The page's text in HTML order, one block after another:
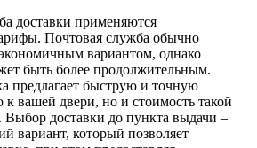
доставки применяются
Почтовая служба обычно
вариантом, однако
быть более продолжительным.
предлагает быструю и точную
к вашей двери, но и стоимость такой
Выбор доставки до пункта выдачи –
вариант, который позволяет